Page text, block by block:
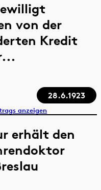
von der
Kredit
28.6.1923
anzeigen
erhält den